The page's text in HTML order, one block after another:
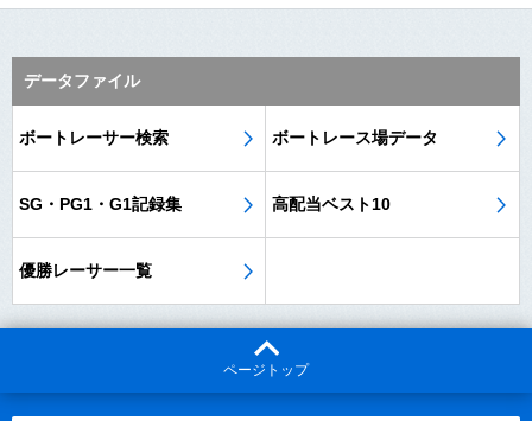
データファイル
ボートレーサー検索 ボートレース場データ
SG・PG1・G1記録集 高配当ベスト10
優勝レーサー一覧
ページトップ